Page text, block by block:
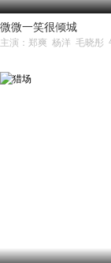
微微一笑很倾城